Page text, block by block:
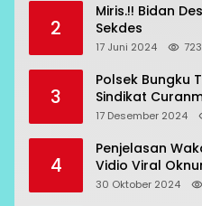
2
Miris.!! Bidan
Sekdes
17 Juni 2024
3
Polsek Bungku
Sindikat
Beraksi di 7
17 Desember 2024
4
Penjelasan
Vidio Viral
Bahodopi
30 Oktober 2024